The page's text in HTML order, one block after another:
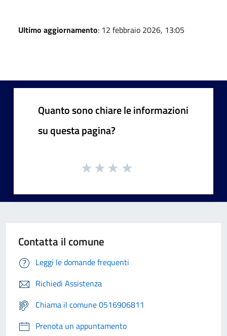
Ultimo aggiornamento: 12 febbraio 2026, 13:05
Quanto sono chiare le informazioni
su questa pagina?
Contatta il comune
Leggi le domande frequenti
Richiedi Assistenza
Chiama il comune 0516906811
Prenota un appuntamento